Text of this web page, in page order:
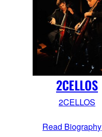
2CELLOS
2CELLOS
Read Biography